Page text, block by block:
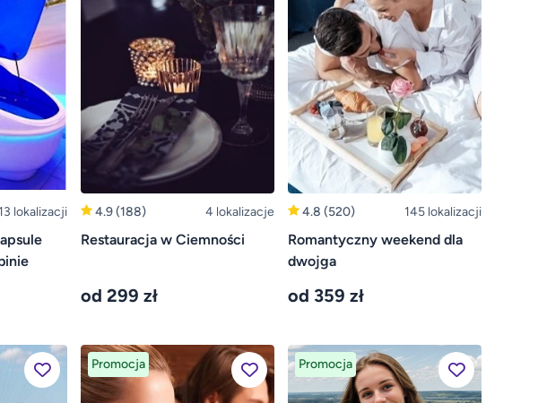
13 lokalizacji 4.9(188) 4 lokalizacje
Restauracja w Ciemności
od 299 zł
4.8 (520) 145 lokalizacji
Romantyczny weekend dla
dwojga
od 359 zł
Promocja Promocja